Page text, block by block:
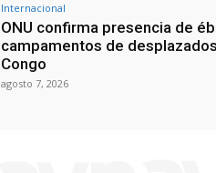
Internacional
ONU confirma presencia de
campamentos de
Congo
agosto 7, 2026